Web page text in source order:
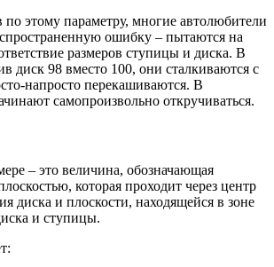
этому параметру, многие автолюбители
ошибку – пытаются на
размеров ступицы и диска. В
диск 98 вместо 100, они сталкиваются с
напросто перекашиваются. В
самопроизвольно откручиваться.
– это величина, обозначающая
которая проходит через центр
диска и плоскости, находящейся в зоне
и ступицы.